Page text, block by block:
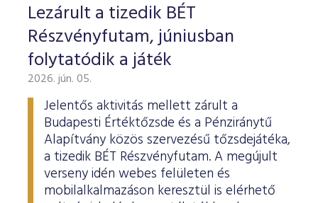
Lezárult a tizedik BÉT
Részvényfutam, júniusban
folytatódik a játék
2026. jún. 05.
Jelentős aktivitás mellett zárult a
Budapesti Értéktőzsde és a Pénziránytű
Alapítvány közös szervezésű tőzsdejátéka,
a tizedik BÉT Részvényfutam. A megújult
verseny idén webes felületen és
mobilalkalmazáson keresztül is elérhető